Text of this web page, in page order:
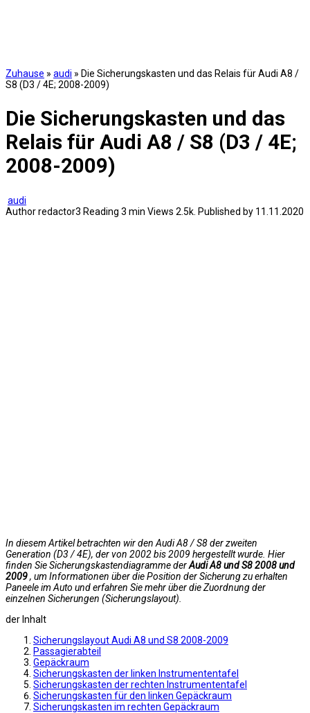
Zuhause » audi » Die Sicherungskasten und das Relais für Audi A8 /
S8 (D3 / 4E; 2008-2009)
Die Sicherungskasten und das
Relais für Audi A8 / S8 (D3 / 4E;
2008-2009)
audi
Authorredactor3 Reading 3 min Views 2.5k. Published by 11.11.2020
In diesem Artikel betrachten wir den Audi A8 / S8 der zweiten
Generation (D3 / 4E), der von 2002 bis 2009 hergestellt wurde. Hier
finden Sie Sicherungskastendiagramme derAudi A8 und S8 2008 und
2009, um Informationen über die Position der Sicherung zu erhalten
Paneele im Auto und erfahren Sie mehr über die Zuordnung der
einzelnen Sicherungen (Sicherungslayout).
der Inhalt
Sicherungslayout Audi A8 und S8 2008-2009
Passagierabteil
Gepäckraum
Sicherungskasten der linken Instrumententafel
Sicherungskasten der rechten Instrumententafel
Sicherungskasten für den linken Gepäckraum
Sicherungskasten im rechten Gepäckraum